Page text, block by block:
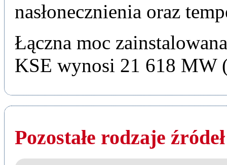
nasłonecznienia oraz
Łączna moc
KSE wynosi 21 618 MW
Pozostałe rodzaje